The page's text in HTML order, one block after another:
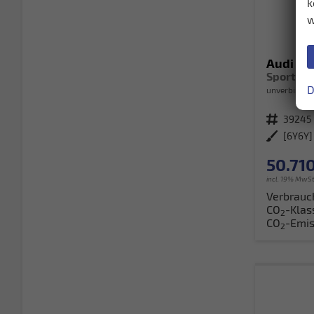
Audi Q3
Fahrzeugnr. 39245
Außenfarbe
incl. 19% MwSt.
CO2-
CO2-